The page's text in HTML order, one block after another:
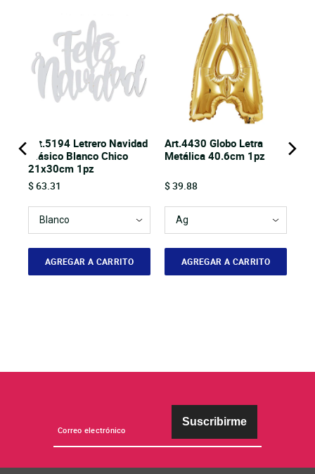
Art.5194 Letrero Navidad
Clásico Blanco Chico
21x30cm 1pz
Price
$ 63.31
AGREGAR A CARRITO
Art.4430 Globo Letra
Metálica 40.6cm 1pz
Price
$ 39.88
AGREGAR A CARRITO
Suscribirme